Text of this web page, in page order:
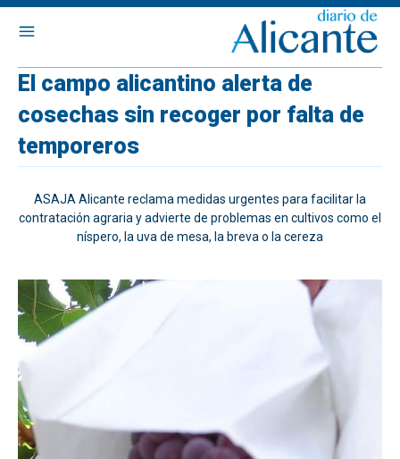
El campo alicantino alerta de
cosechas sin recoger por falta de
temporeros
ASAJA Alicante reclama medidas urgentes para facilitar la
contratación agraria y advierte de problemas en cultivos como el
níspero, la uva de mesa, la breva o la cereza